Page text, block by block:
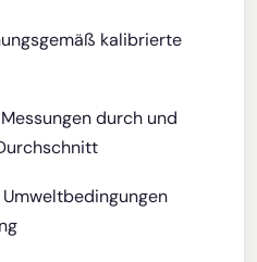
kalibrierte
durch und